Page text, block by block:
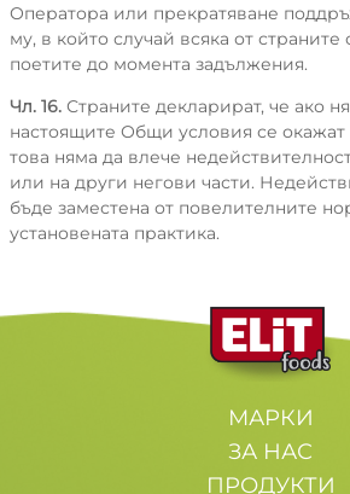
Оператора или прекратяване
му, в който случай всяка от
поетите до момента задължения.
Чл. 16. Страните декларират, че ако
настоящите Общи условия се окажат
това няма да влече
или на други негови части.
бъде заместена от повелителните
установената практика.
МАРКИ
ЗА НАС
ПРОДУКТИ